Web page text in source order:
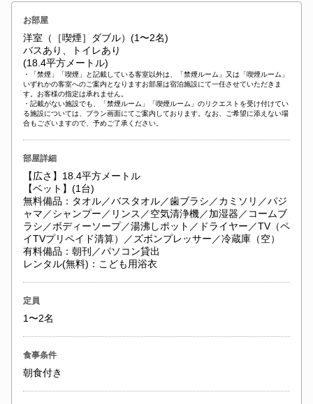
お部屋
洋室（［喫煙］ダブル）(1〜2名)
バスあり、トイレあり
(18.4平方メートル)
・「禁煙」「喫煙」と記載している客室以外は、「禁煙ルーム」又は「喫煙ルーム」
いずれかの客室へのご案内となりますお部屋は宿泊施設にて一任させていただきま
す。お客様の指定は承れません。
・記載がない施設でも、「禁煙ルーム」「喫煙ルーム」のリクエストを受け付けてい
る施設については、プラン画面にてご案内しております。なお、ご希望に添えない場
合もございますので、予めご了承ください。
部屋詳細
【広さ】18.4平方メートル
【ベット】(1台)
無料備品：タオル／バスタオル／歯ブラシ／カミソリ／パジ
ャマ／シャンプー／リンス／空気清浄機／加湿器／コームブ
ラシ／ボディーソープ／湯沸しポット／ドライヤー／TV（ペ
イTVプリペイド清算）／ズボンプレッサー／冷蔵庫（空）
有料備品：朝刊／パソコン貸出
レンタル(無料)：こども用浴衣
定員
1〜2名
食事条件
朝食付き